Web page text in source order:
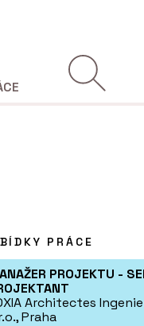
PRÁCE
PROJEKTU -
Architectes
Praha